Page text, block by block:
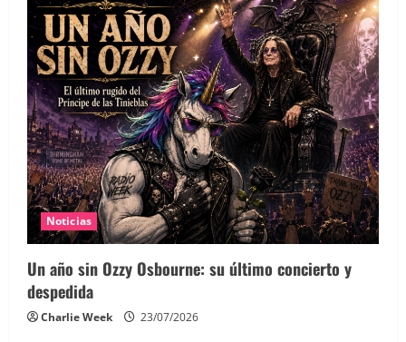
Noticias
Un año sin Ozzy Osbourne: su último concierto y
despedida
Charlie Week 23/07/2026